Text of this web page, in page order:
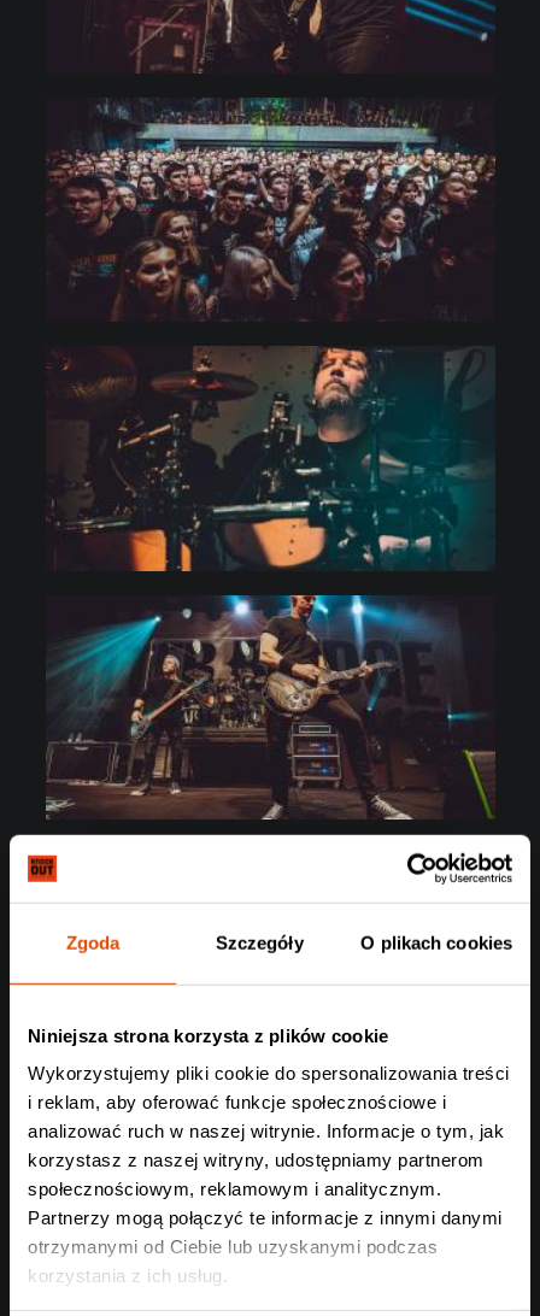
Zgoda Szczegóły O plikach cookies
Niniejsza strona korzysta z plików cookie
Wykorzystujemy pliki cookie do spersonalizowania treści
i reklam, aby oferować funkcje społecznościowe i
analizować ruch w naszej witrynie. Informacje o tym, jak
korzystasz z naszej witryny, udostępniamy partnerom
społecznościowym, reklamowym i analitycznym.
Partnerzy mogą połączyć te informacje z innymi danymi
otrzymanymi od Ciebie lub uzyskanymi podczas
korzystania z ich usług.